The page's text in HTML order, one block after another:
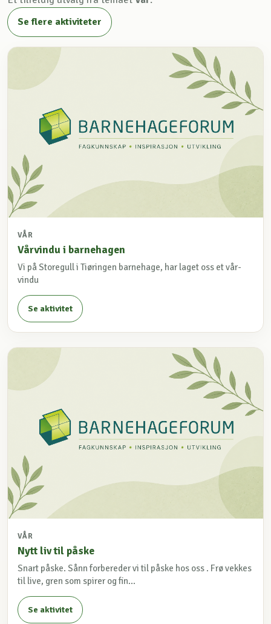
Se flere aktiviteter
VÅR
Vårvindu i barnehagen
Vi på Storegull i Tiøringen barnehage, har laget oss et vår-
vindu
Se aktivitet
VÅR
Nytt liv til påske
Snart påske. Sånn forbereder vi til påske hos oss . Frø vekkes
til live, gren som spirer og fin...
Se aktivitet